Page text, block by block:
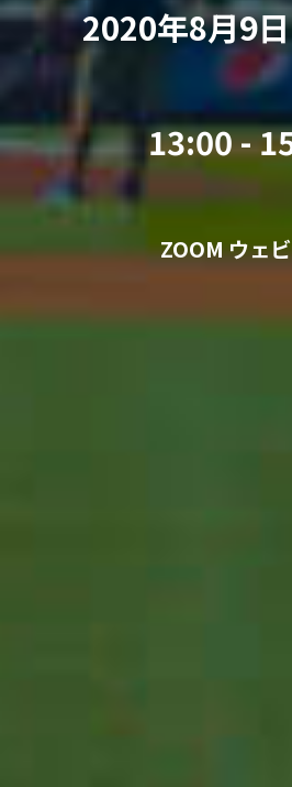
2020年8月9日
13:00 -
ZOOM ウェ